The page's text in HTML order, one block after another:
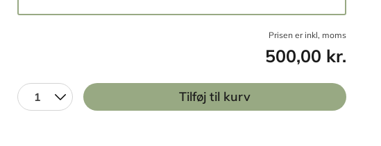
Prisen er inkl, moms
500,00 kr.
1 Tilføj til kurv